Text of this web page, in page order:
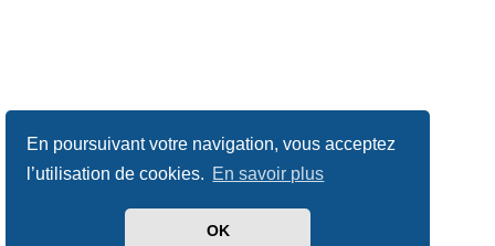
En poursuivant votre navigation, vous acceptez
l’utilisation de cookies. En savoir plus
OK